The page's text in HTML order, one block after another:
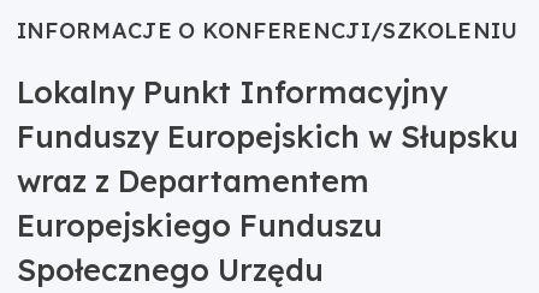
INFORMACJE O KONFERENCJI/SZKOLENIU
Lokalny Punkt Informacyjny
Funduszy Europejskich w Słupsku
wraz z Departamentem
Europejskiego Funduszu
Społecznego Urzędu